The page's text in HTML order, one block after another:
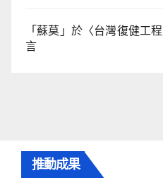
「蘇莫 」於〈台灣復健工
言
推動成果